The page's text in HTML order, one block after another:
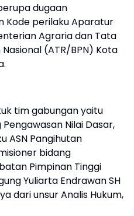
dugaan
Kode perilaku Aparatur
Agraria dan Tata
(ATR/BPN) Kota
tim gabungan yaitu
Nilai Dasar,
ASN Pangihutan
bidang
Pimpinan Tinggi
Yuliarta Endrawan SH
dari unsur Analis Hukum,